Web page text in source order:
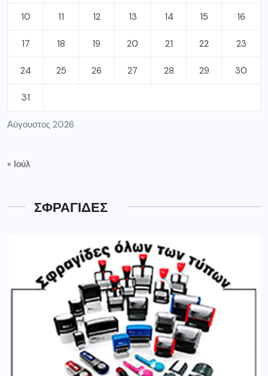
Αύγουστος 2026
10 11 12 13 14 15 16
17 18 19 20 21 22 23
24 25 26 27 28 29 30
31
« Ιούλ
ΣΦΡΑΓΙΔΕΣ